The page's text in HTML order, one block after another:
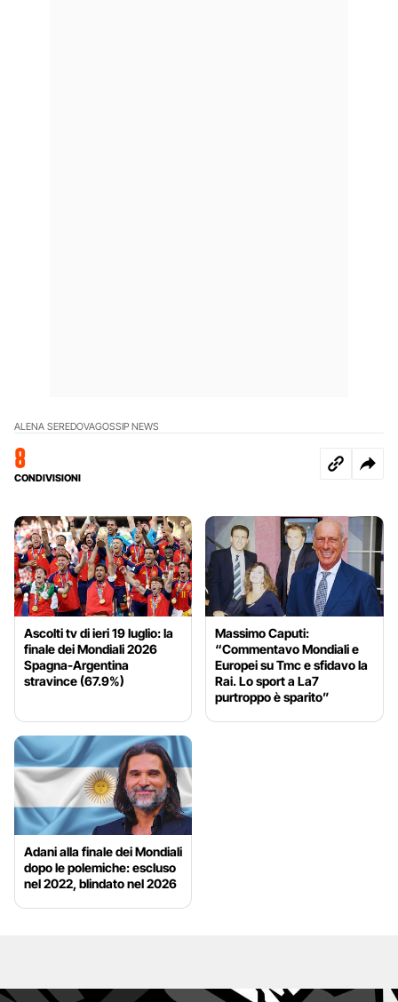
ALENA SEREDOVAGOSSIP NEWS
8
CONDIVISIONI
Ascolti tv di ieri 19 luglio: la
finale dei Mondiali 2026
Spagna-Argentina
stravince (67.9%)
Massimo Caputi:
“Commentavo Mondiali e
Europei su Tmc e sfidavo la
Rai. Lo sport a La7
purtroppo è sparito”
Adani alla finale dei Mondiali
dopo le polemiche: escluso
nel 2022, blindato nel 2026